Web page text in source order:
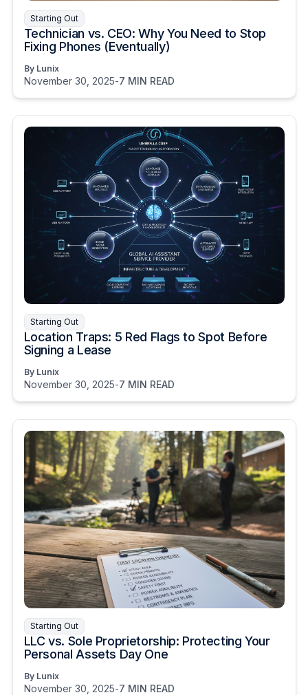
Starting Out
Technician vs. CEO: Why You Need to Stop
Fixing Phones (Eventually)
By Lunix
November 30, 2025-7 MIN READ
Starting Out
Location Traps: 5 Red Flags to Spot Before
Signing a Lease
By Lunix
November 30, 2025-7 MIN READ
Starting Out
LLC vs. Sole Proprietorship: Protecting Your
Personal Assets Day One
By Lunix
November 30, 2025-7 MIN READ